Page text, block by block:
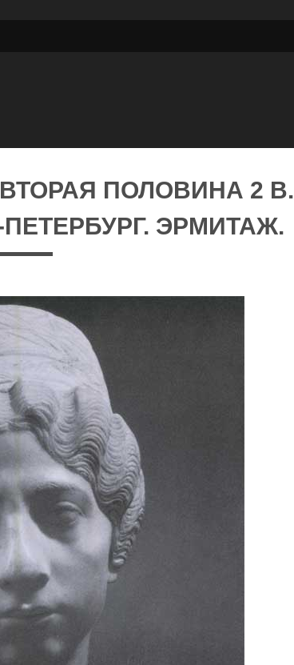
ПОЛОВИНА 2 В.
ЭРМИТАЖ.